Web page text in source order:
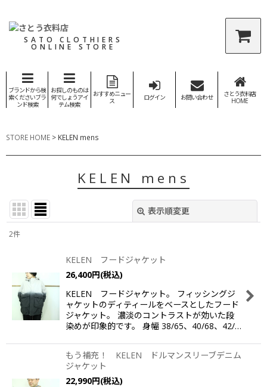
SATO CLOTHIERS
ONLINE STORE
ブランドから検
索くださいブラ
ンド検索
お探しのものは
何でしょうアイ
テム検索
おすすめニュー
ス
ログイン お問い合わせ
さとう衣料店
HOME
STORE HOME > KELEN mens
KELEN mens
表示順変更
並び順
絞り込む
2件
KELEN フードジャケット
26,400円(税込)
KELEN フードジャケット。 フィッシングジ
ャケットのディティールをベースとしたフード
ジャケット。 濃淡のコントラストが効いた段
染めが印象的です。 身幅 38/65、40/68、42/…
もう補充！ KELEN ドルマンスリーブデニム
ジャケット
22,990円(税込)